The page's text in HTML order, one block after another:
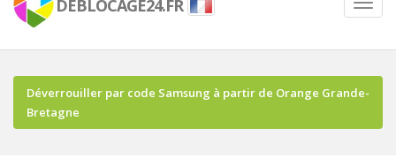
DEBLOCAGE24.FR
Déverrouiller par code Samsung à partir de Orange Grande-
Bretagne